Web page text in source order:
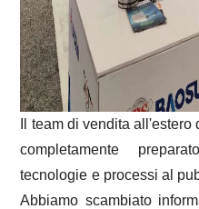
Il team di vendita
completamente
tecnologie e processi al
Abbiamo scambiato